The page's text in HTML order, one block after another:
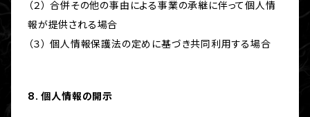
（２） 合併その他の事由による事業の承継に伴って個人情
報が提供される場合
（３） 個人情報保護法の定めに基づき共同利用する場合
8. 個人情報の開示